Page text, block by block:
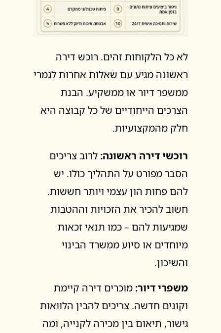
לא כל הלקוחות זהים. רוכש דירה
ראשונה מגיע עם שאלות אחרות לגמרי
ממשפר דיור או ממשקיע. הבנת
הצרכים הייחודיים של כל קבוצה היא
חלק מהמקצועיות.
רוכשי דירה ראשונה: לרוב צריכים
הסבר מפורט על התהליך כולו. יש
להם פחות הון עצמי ויותר חששות.
חשוב להכיר את הזכויות וההטבות
שמגיעות להם – כמו תנאי זכאות
מיוחדים או סיוע ממשרד הבינוי
והשיכון.
משפרי דיור: מוכרים דירה קיימת
וקונים חדשה. צריכים להבין הלוואות
גישור, תיאום בין מכירה לקנייה, ומה